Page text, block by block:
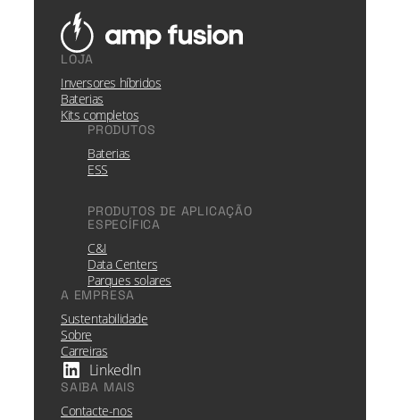
LOJA
Inversores híbridos
Baterias
Kits completos
PRODUTOS
Baterias
ESS
PRODUTOS DE APLICAÇÃO
ESPECÍFICA
C&I
Data Centers
Parques solares
A EMPRESA
Sustentabilidade
Sobre
Carreiras
LinkedIn
SAIBA MAIS
Contacte-nos